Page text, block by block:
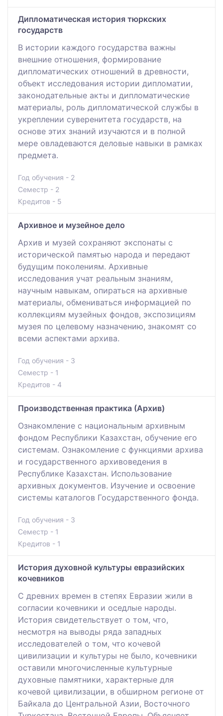
Дипломатическая история тюркских
государств
В истории каждого государства важны
внешние отношения, формирование
дипломатических отношений в древности,
объект исследования истории дипломатии,
законодательные акты и дипломатические
материалы, роль дипломатической службы в
укреплении суверенитета государств, на
основе этих знаний изучаются и в полной
мере овладеваются деловые навыки в рамках
предмета.
Год обучения - 2
Семестр - 2
Кредитов - 5
Архивное и музейное дело
Архив и музей сохраняют экспонаты с
исторической памятью народа и передают
будущим поколениям. Архивные
исследования учат реальным знаниям,
научным навыкам, опираться на архивные
материалы, обмениваться информацией по
коллекциям музейных фондов, экспозициям
музея по целевому назначению, знакомят со
всеми аспектами архива.
Год обучения - 3
Семестр - 1
Кредитов - 4
Производственная практика (Архив)
Ознакомление с национальным архивным
фондом Республики Казахстан, обучение его
системам. Ознакомление с функциями архива
и государственного архивоведения в
Республике Казахстан. Использование
архивных документов. Изучение и освоение
системы каталогов Государственного фонда.
Год обучения - 3
Семестр - 1
Кредитов - 1
История духовной культуры евразийских
кочевников
С древних времен в степях Евразии жили в
согласии кочевники и оседлые народы.
История свидетельствует о том, что,
несмотря на выводы ряда западных
исследователей о том, что кочевой
цивилизации и культуры не было, кочевники
оставили многочисленные культурные
духовные памятники, характерные для
кочевой цивилизации, в обширном регионе от
Байкала до Центральной Азии, Восточного